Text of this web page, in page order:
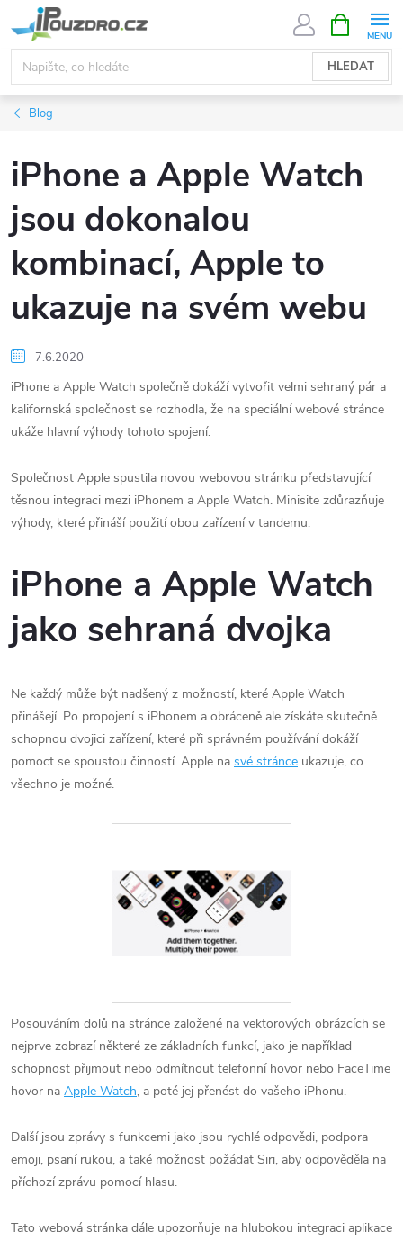
na
obsah
HLEDAT
NÁKUPNÍ
KOŠÍK
Blog
iPhone a Apple Watch
jsou dokonalou
kombinací, Apple to
ukazuje na svém webu
7.6.2020
iPhone a Apple Watch společně dokáží vytvořit velmi sehraný pár a
kalifornská společnost se rozhodla, že na speciální webové stránce
ukáže hlavní výhody tohoto spojení.
Společnost Apple spustila novou webovou stránku představující
těsnou integraci mezi iPhonem a Apple Watch. Minisite zdůrazňuje
výhody, které přináší použití obou zařízení v tandemu.
iPhone a Apple Watch
jako sehraná dvojka
Ne každý může být nadšený z možností, které Apple Watch
přinášejí. Po propojení s iPhonem a obráceně ale získáte skutečně
schopnou dvojici zařízení, které při správném používání dokáží
pomoct se spoustou činností. Apple na své stránce ukazuje, co
všechno je možné.
Posouváním dolů na stránce založené na vektorových obrázcích se
nejprve zobrazí některé ze základních funkcí, jako je například
schopnost přijmout nebo odmítnout telefonní hovor nebo FaceTime
hovor na Apple Watch, a poté jej přenést do vašeho iPhonu.
Další jsou zprávy s funkcemi jako jsou rychlé odpovědi, podpora
emoji, psaní rukou, a také možnost požádat Siri, aby odpověděla na
příchozí zprávu pomocí hlasu.
Tato webová stránka dále upozorňuje na hlubokou integraci aplikace